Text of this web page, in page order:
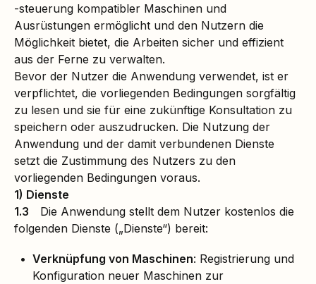
-steuerung kompatibler Maschinen und
Ausrüstungen ermöglicht und den Nutzern die
Möglichkeit bietet, die Arbeiten sicher und effizient
aus der Ferne zu verwalten.
Bevor der Nutzer die Anwendung verwendet, ist er
verpflichtet, die vorliegenden Bedingungen sorgfältig
zu lesen und sie für eine zukünftige Konsultation zu
speichern oder auszudrucken. Die Nutzung der
Anwendung und der damit verbundenen Dienste
setzt die Zustimmung des Nutzers zu den
vorliegenden Bedingungen voraus.
1) Dienste
1.3 Die Anwendung stellt dem Nutzer kostenlos die
folgenden Dienste („Dienste“) bereit:
Verknüpfung von Maschinen: Registrierung und
Konfiguration neuer Maschinen zur